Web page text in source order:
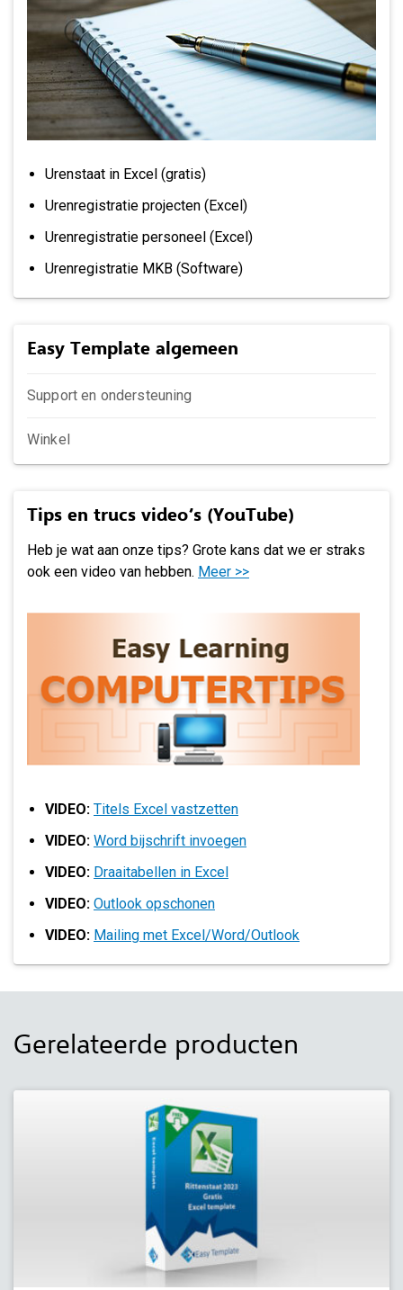
Urenstaat in Excel (gratis)
Urenregistratie projecten (Excel)
Urenregistratie personeel (Excel)
Urenregistratie MKB (Software)
Easy Template algemeen
Support en ondersteuning
Winkel
Tips en trucs video’s (YouTube)
Heb je wat aan onze tips? Grote kans dat we er straks
ook een video van hebben. Meer >>
VIDEO: Titels Excel vastzetten
VIDEO: Word bijschrift invoegen
VIDEO: Draaitabellen in Excel
VIDEO: Outlook opschonen
VIDEO: Mailing met Excel/Word/Outlook
Gerelateerde producten